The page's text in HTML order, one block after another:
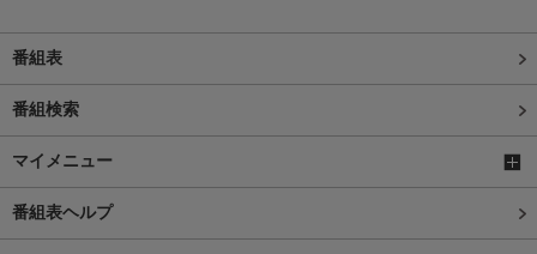
番組表
番組検索
マイメニュー
番組表ヘルプ